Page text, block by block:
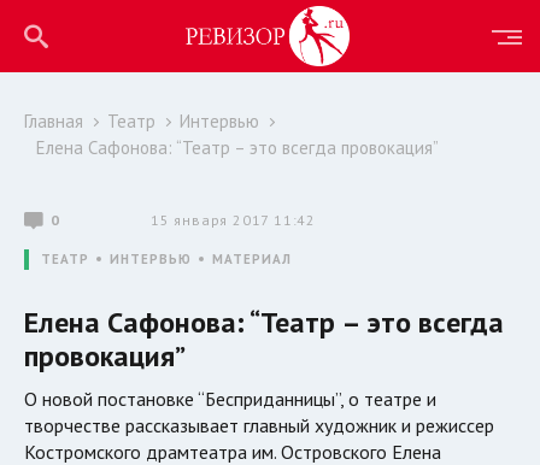
Главная Театр
Интервью
Елена Сафонова: “Театр – это всегда провокация”
0 15 января 2017 11:42
ТЕАТР ИНТЕРВЬЮ МАТЕРИАЛ
Елена Сафонова: “Театр – это всегда
провокация”
О новой постановке “Бесприданницы”, о театре и
творчестве рассказывает главный художник и режиссер
Костромского драмтеатра им. Островского Елена